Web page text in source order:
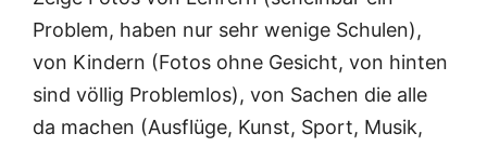
Problem, haben nur sehr wenige Schulen),
von Kindern (Fotos ohne Gesicht, von hinten
sind völlig Problemlos), von Sachen die alle
da machen (Ausflüge, Kunst, Sport, Musik,